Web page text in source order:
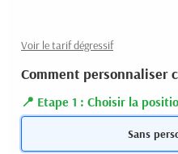
Voir le tarif dégressif
Comment personnaliser
Etape 1 : Choisir la
Sans